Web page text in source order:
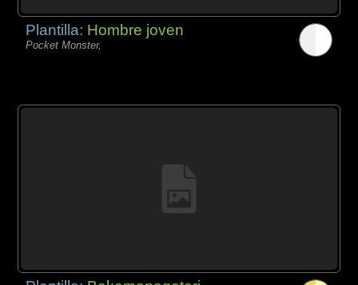
Plantilla: Hombre joven
Pocket Monster,